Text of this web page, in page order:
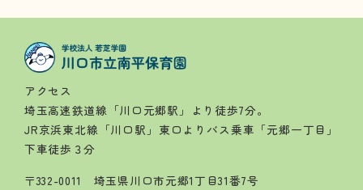
アクセス
埼玉高速鉄道線「川口元郷駅」より徒歩7分。
JR京浜東北線「川口駅」東口よりバス乗車「元郷一丁目」
下車徒歩３分
〒332-0011 埼玉県川口市元郷1丁目31番7号